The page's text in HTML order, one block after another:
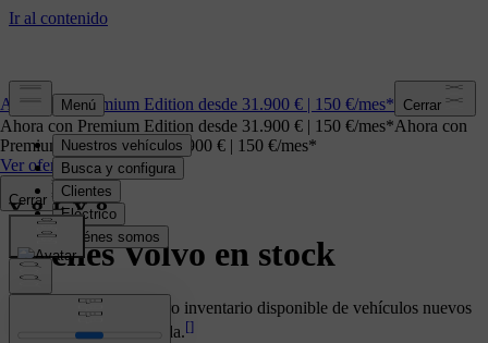
Ahora con Premium Edition desde 31.900 € | 150 €/mes* Cerrar
Ahora con Premium Edition desde 31.900 € | 150 €/mes*Ahora con
Premium Edition desde 31.900 € | 150 €/mes*
Ver oferta
Cerrar
Coches Volvo en stock
Busca y consulta nuestro inventario disponible de vehículos nuevos
Volvo con entrega rápida.[]